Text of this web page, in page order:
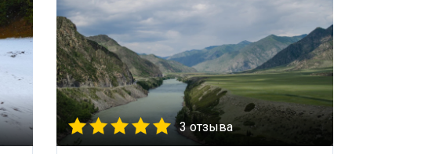
3 отзыва